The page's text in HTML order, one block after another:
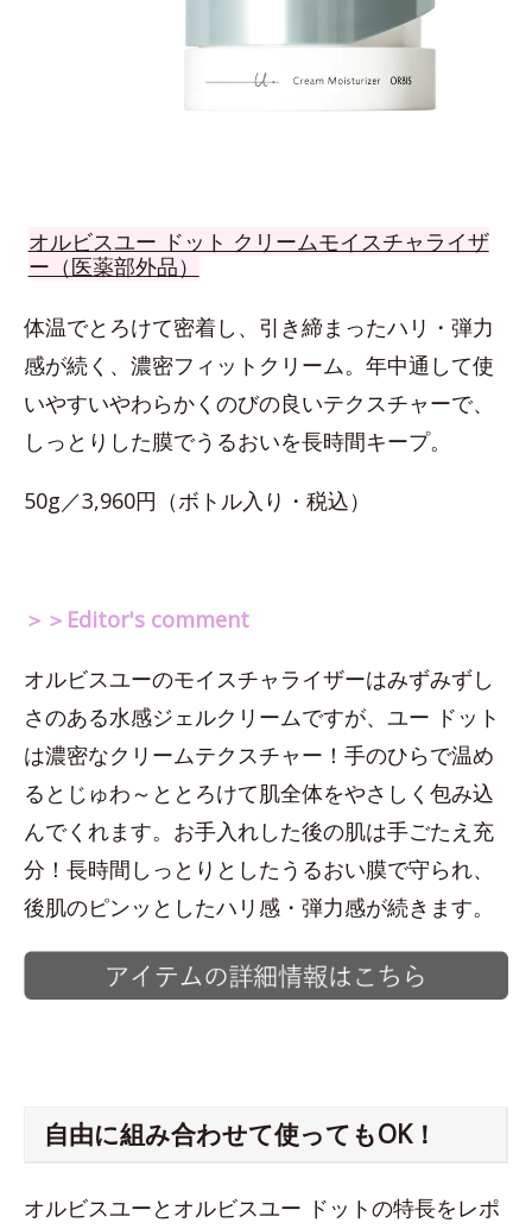
オルビスユー ドット クリームモイスチャライザ
ー（医薬部外品）
体温でとろけて密着し、引き締まったハリ・弾力
感が続く、濃密フィットクリーム。年中通して使
いやすいやわらかくのびの良いテクスチャーで、
しっとりした膜でうるおいを長時間キープ。
50g／3,960円（ボトル入り・税込）
＞＞Editor's comment
オルビスユーのモイスチャライザーはみずみずし
さのある水感ジェルクリームですが、ユー ドット
は濃密なクリームテクスチャー！手のひらで温め
るとじゅわ～ととろけて肌全体をやさしく包み込
んでくれます。お手入れした後の肌は手ごたえ充
分！長時間しっとりとしたうるおい膜で守られ、
後肌のピンッとしたハリ感・弾力感が続きます。
自由に組み合わせて使ってもOK！
オルビスユーとオルビスユー ドットの特長をレポ